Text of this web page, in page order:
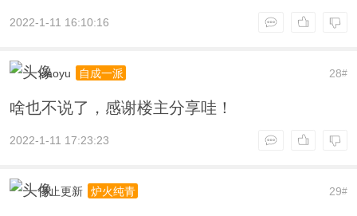
2022-1-11 16:10:16
28#
xiaoyu 自成一派
啥也不说了，感谢楼主分享哇！
2022-1-11 17:23:23
29#
停止更新 炉火纯青